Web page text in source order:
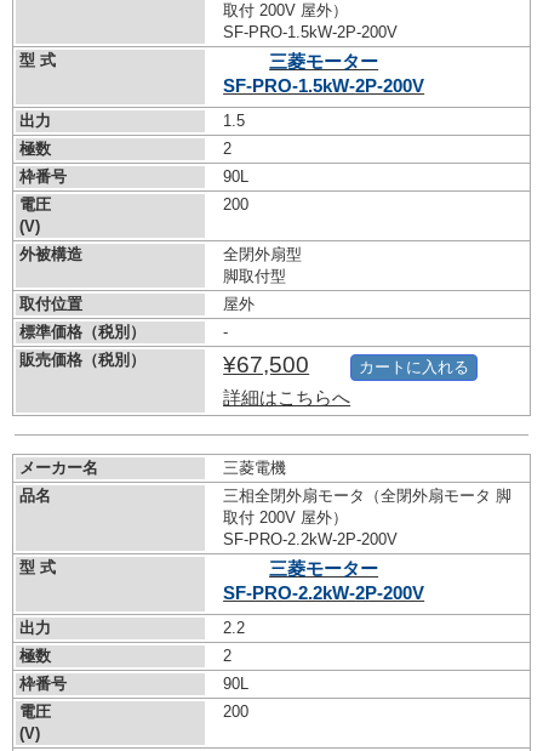
取付 200V 屋外）
SF-PRO-1.5kW-2P-200V
型 式
三菱モーター
SF-PRO-1.5kW-2P-200V
出力
1.5
極数
2
枠番号
90L
電圧
(V)
200
外被構造
全閉外扇型
脚取付型
取付位置
屋外
標準価格（税別）
-
販売価格（税別）
¥67,500
詳細はこちらへ
カートに入れる
メーカー名
三菱電機
品名
三相全閉外扇モータ（全閉外扇モータ 脚
取付 200V 屋外）
SF-PRO-2.2kW-2P-200V
型 式
三菱モーター
SF-PRO-2.2kW-2P-200V
出力
2.2
極数
2
枠番号
90L
電圧
(V)
200